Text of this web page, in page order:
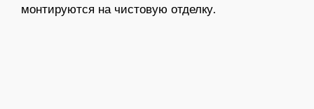
монтируются на чистовую отделку.